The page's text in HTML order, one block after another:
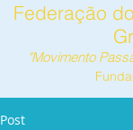
Federação
"Movimento
Post